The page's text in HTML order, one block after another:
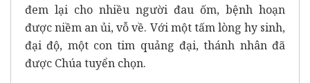
đem lại cho nhiều người đau ốm, bệnh hoạn
được niềm an ủi, vỗ về. Với một tấm lòng hy sinh,
đại độ, một con tim quảng đại, thánh nhân đã
được Chúa tuyển chọn.